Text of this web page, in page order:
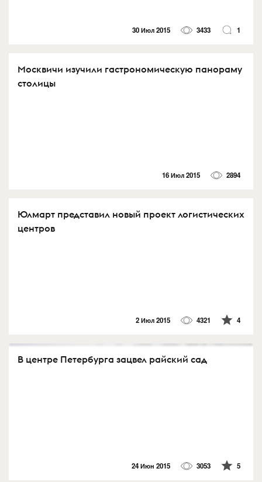
30 Июл 2015 3433 1
Москвичи изучили гастрономическую панораму
столицы
16 Июл 2015 2894
Юлмарт представил новый проект логистических
центров
2 Июл 2015 4321 4
В центре Петербурга зацвел райский сад
24 Июн 2015 3053 5